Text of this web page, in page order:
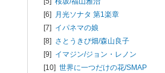
[6]
月光ソナタ 第1楽章
[7] イパネマの娘
[8] さとうきび畑/森山良子
[9] イマジン/ジョン・レノン
[10] 世界に一つだけの花/SMAP